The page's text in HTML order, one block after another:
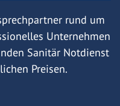
rund um
Unternehmen
Sanitär Notdienst
Preisen.